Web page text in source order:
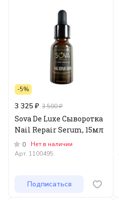
-5%
3 325 ₽ 3 500 ₽
Sova De Luxe Сыворотка
Nail Repair Serum, 15мл
0
Нет в наличии
Арт. 1100495
Подписаться